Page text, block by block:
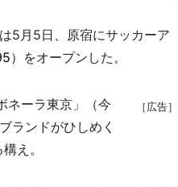
5月5日、原宿にサッカーア
）をオープンした。
［広告］
ネーラ東京」（今
ランドがひしめく
え。